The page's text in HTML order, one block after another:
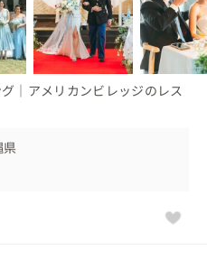
｜アメリカンビレッジのレス
県